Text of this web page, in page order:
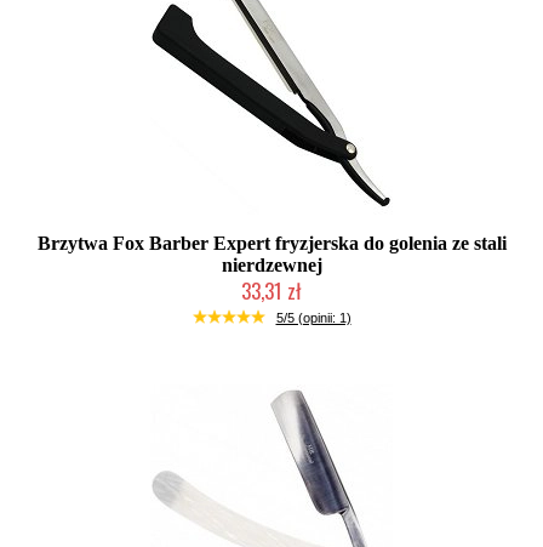
Brzytwa Fox Barber Expert fryzjerska do golenia ze stali
nierdzewnej
33,31 zł
Duża ilość (wysyłka w 24h)
5/5 (opinii: 1)